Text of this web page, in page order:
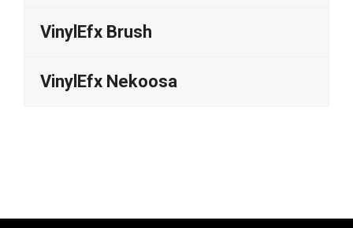
VinylEfx Brush
VinylEfx Nekoosa